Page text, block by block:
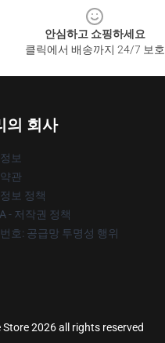
안심하고 쇼핑하세요
클릭에서 배송까지 24/7 보호
의 회사
보
관
보 정책
- 저작권 정책
호: 공급망 투명성 행위
2026 all rights reserved